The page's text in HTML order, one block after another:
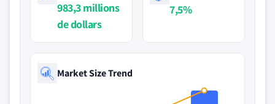
983,3 millions
de dollars
7,5%
Market Size Trend